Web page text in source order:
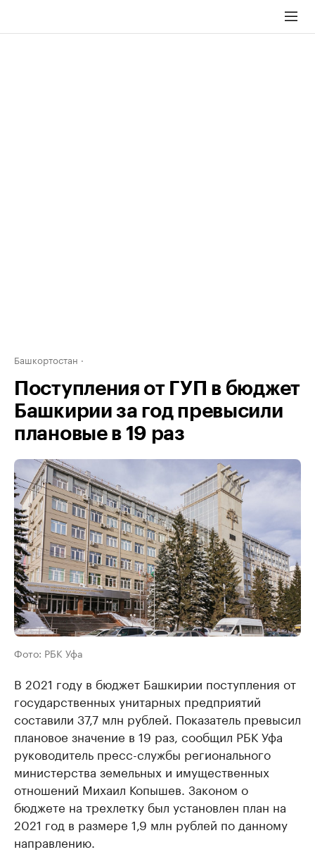
Башкортостан
Поступления от ГУП в бюджет
Башкирии за год превысили
плановые в 19 раз
Фото: РБК Уфа
В 2021 году в бюджет Башкирии поступления от
государственных унитарных предприятий
составили 37,7 млн рублей. Показатель превысил
плановое значение в 19 раз, сообщил РБК Уфа
руководитель пресс-службы регионального
министерства земельных и имущественных
отношений Михаил Копышев. Законом о
бюджете на трехлетку был установлен план на
2021 год в размере 1,9 млн рублей по данному
направлению.